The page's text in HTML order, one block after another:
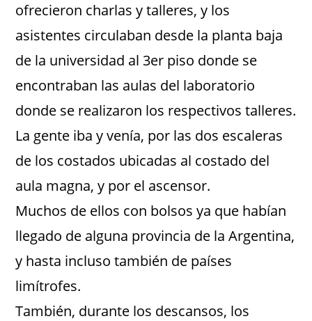
ofrecieron charlas y talleres, y los
asistentes circulaban desde la planta baja
de la universidad al 3er piso donde se
encontraban las aulas del laboratorio
donde se realizaron los respectivos talleres.
La gente iba y venía, por las dos escaleras
de los costados ubicadas al costado del
aula magna, y por el ascensor.
Muchos de ellos con bolsos ya que habían
llegado de alguna provincia de la Argentina,
y hasta incluso también de países
limítrofes.
También, durante los descansos, los